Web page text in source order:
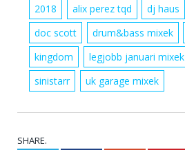
2018 alix perez tqd dj haus
doc scott
drum&bass mixek
kingdom
legjobb januari mixek
sinistarr
uk garage mixek
SHARE.